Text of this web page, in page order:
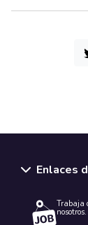
Enlaces
Trabaja
nosotros.